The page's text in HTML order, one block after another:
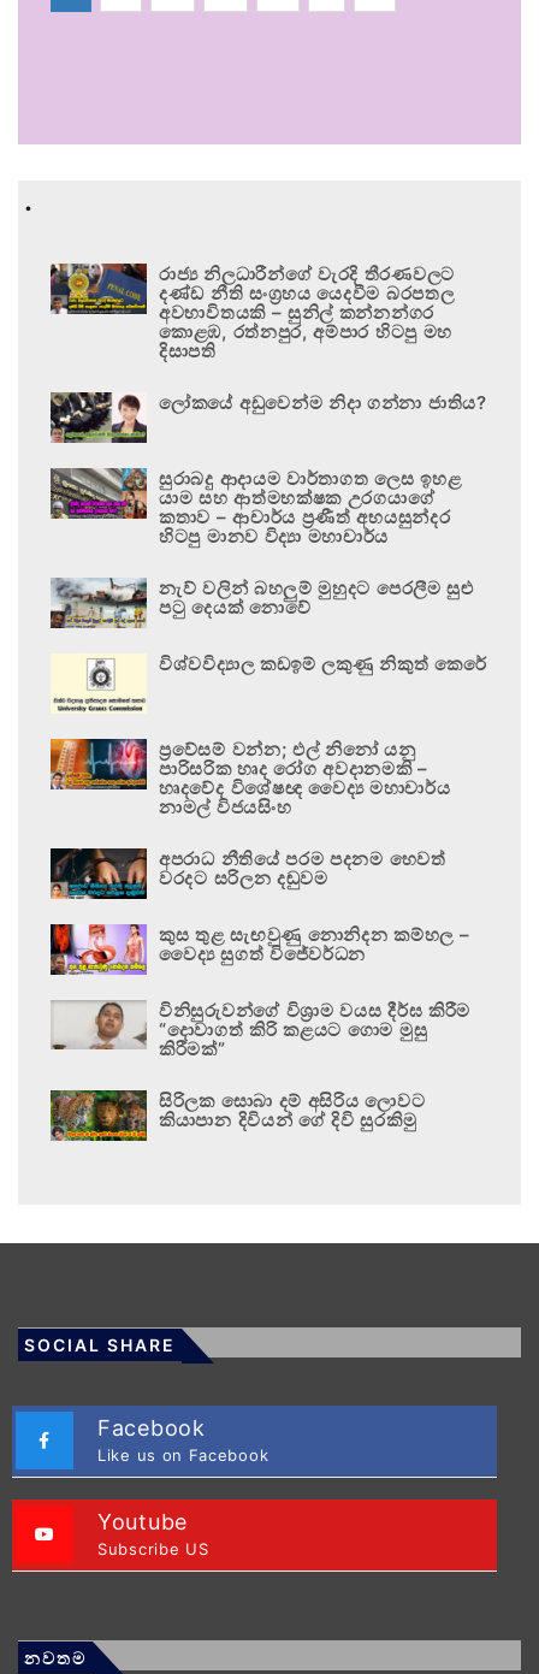
.
රාජ්‍ය නිලධාරීන්ගේ වැරදි තීරණවලට
දණ්ඩ නීති සංග්‍රහය යෙදවීම බරපතල
අවභාවිතයකි – සුනිල් කන්නන්ගර
කොළඹ, රත්නපුර, අම්පාර හිටපු මහ
දිසාපති
ලෝකයේ අඩුවෙන්ම නිදා ගන්නා ජාතිය?
සුරාබදු ආදායම වාර්තාගත ලෙස ඉහළ
යාම සහ ආත්මභක්ෂක උරගයාගේ
කතාව – ආචාර්ය ප්‍රණීත් අභයසුන්දර
හිටපු මානව විද්‍යා මහාචාර්ය
නැව් වලින් බහලුම් මුහුදට පෙරලීම සුළු
පටු දෙයක් නොවේ
විශ්වවිද්‍යාල කඩඉම් ලකුණු නිකුත් කෙරේ
ප්‍රවේසම් වන්න; එල් නිනෝ යනු
පාරිසරික හෘද රෝග අවදානමකි –
හෘදවේද විශේෂඥ වෛද්‍ය මහාචාර්ය
නාමල් විජයසිංහ
අපරාධ නීතියේ පරම පදනම හෙවත්
වරදට සරිලන දඬුවම
කුස තුළ සැඟවුණු නොනිදන කම්හල –
වෛද්‍ය සුගත් විජේවර්ධන
විනිසුරුවන්ගේ විශ්‍රාම වයස දීර්ඝ කිරීම
“දොවාගත් කිරි කළයට ගොම මුසු
කිරීමක්”
සිරිලක සොබා දම් අසිරිය ලොවට
කියාපාන දිවියන් ගේ දිවි සුරකිමු
SOCIAL SHARE
Facebook
Like us on Facebook
Youtube
Subscribe US
නවතම